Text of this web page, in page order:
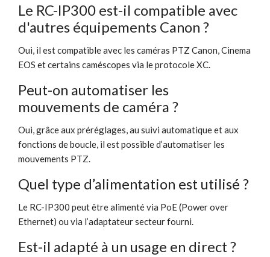
Le RC-IP300 est-il compatible avec
d'autres équipements Canon ?
Oui, il est compatible avec les caméras PTZ Canon, Cinema
EOS et certains caméscopes via le protocole XC.
Peut-on automatiser les
mouvements de caméra ?
Oui, grâce aux préréglages, au suivi automatique et aux
fonctions de boucle, il est possible d’automatiser les
mouvements PTZ.
Quel type d’alimentation est utilisé ?
Le RC-IP300 peut être alimenté via PoE (Power over
Ethernet) ou via l’adaptateur secteur fourni.
Est-il adapté à un usage en direct ?